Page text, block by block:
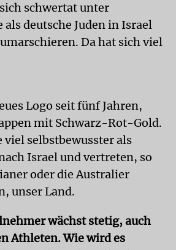
schwertat unter
als deutsche Juden in Israel
Da hat sich viel
Logo seit fünf Jahren,
mit Schwarz-Rot-Gold.
viel selbstbewusster als
Israel und vertreten, so
oder die Australier
unser Land.
wächst stetig, auch
Athleten. Wie wird es